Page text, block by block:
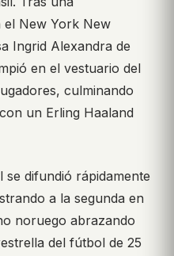
el New York New
Ingrid Alexandra de
en el vestuario del
culminando
un Erling Haaland
difundió rápidamente
a la segunda en
noruego abrazando
del fútbol de 25